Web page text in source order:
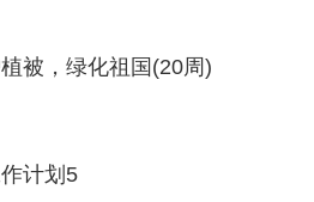
被，绿化祖国(20周)
计划5